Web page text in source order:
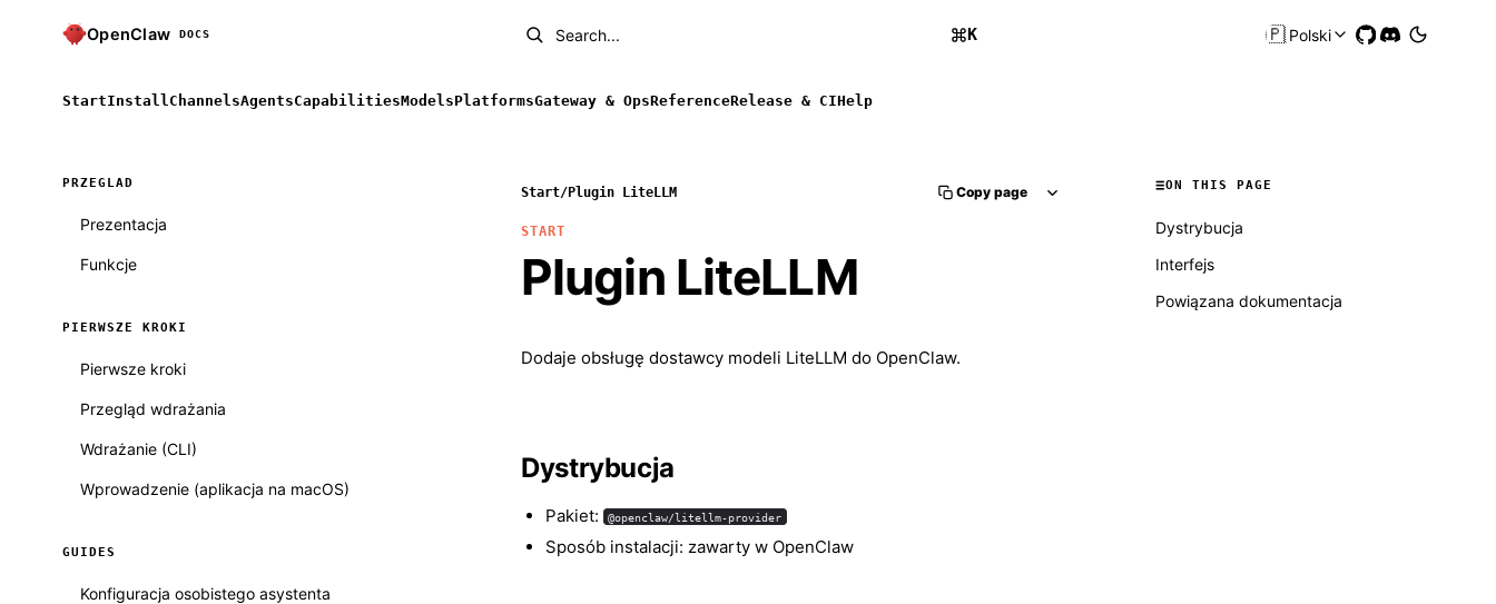
OpenClaw DOCS Search... K 🇵🇱Polski
StartInstall ChannelsAgentsCapabilitiesModelsPlatformsGateway & OpsReferenceRelease & CIHelp
PRZEGLAD
Prezentacja
Funkcje
PIERWSZE KROKI
Pierwsze kroki
Przegląd wdrażania
Wdrażanie (CLI)
Wprowadzenie (aplikacja na macOS)
GUIDES
Konfiguracja osobistego asystenta
Start/Plugin LiteLLM Copy page
START
Plugin LiteLLM
Dodaje obsługę dostawcy modeli LiteLLM do OpenClaw.
Dystrybucja
Pakiet: @openclaw/litellm-provider
Sposób instalacji: zawarty w OpenClaw
ON THIS PAGE
Dystrybucja
Interfejs
Powiązana dokumentacja